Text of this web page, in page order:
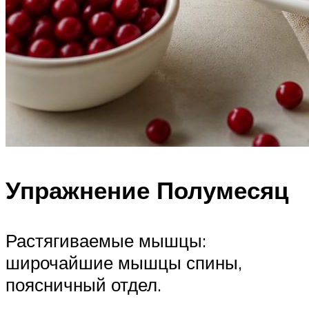
Упражнение Полумесяц
Растягиваемые мышцы:
широчайшие мышцы спины,
поясничный отдел.